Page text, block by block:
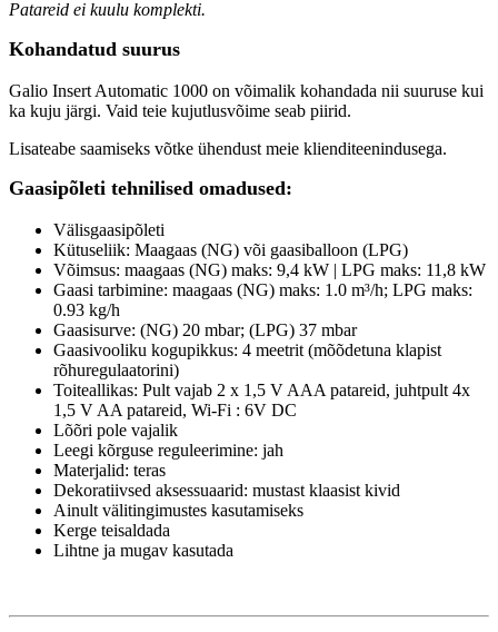
Patareid ei kuulu komplekti.
Kohandatud suurus
Galio Insert Automatic 1000 on võimalik kohandada nii suuruse kui
ka kuju järgi. Vaid teie kujutlusvõime seab piirid.
Lisateabe saamiseks võtke ühendust meie klienditeenindusega.
Gaasipõleti tehnilised omadused:
Välisgaasipõleti
Kütuseliik: Maagaas (NG) või gaasiballoon (LPG)
Võimsus: maagaas (NG) maks: 9,4 kW | LPG maks: 11,8 kW
Gaasi tarbimine: maagaas (NG) maks: 1.0 m³/h; LPG maks:
0.93 kg/h
Gaasisurve: (NG) 20 mbar; (LPG) 37 mbar
Gaasivooliku kogupikkus: 4 meetrit (mõõdetuna klapist
rõhuregulaatorini)
Toiteallikas: Pult vajab 2 x 1,5 V AAA patareid, juhtpult 4x
1,5 V AA patareid, Wi-Fi : 6V DC
Lõõri pole vajalik
Leegi kõrguse reguleerimine: jah
Materjalid: teras
Dekoratiivsed aksessuaarid: mustast klaasist kivid
Ainult välitingimustes kasutamiseks
Kerge teisaldada
Lihtne ja mugav kasutada